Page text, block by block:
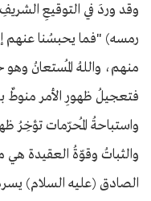
وقد وردَ في التوقيعِ
رمسه) "فما يحبسُنا عنهم
منهم، واللهُ المُستعانُ
فتعجيلُ ظهورِ الأمر منوطٌ
واستباحةُ المُحرّمات تؤخِرُ
والثباتُ وقوّةُ العقيدة هي
الصادق (عليه السلام)